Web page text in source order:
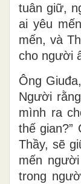
tuân giữ,
ai yêu
mến, và
cho người
Ông
Người
mình ra
thế gian?”
Thầy, sẽ
mến
trong